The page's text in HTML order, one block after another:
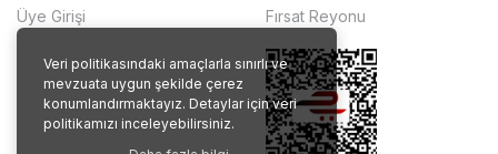
Veri politikasındaki amaçlarla sınırlı ve
mevzuata uygun şekilde çerez
konumlandırmaktayız. Detaylar için veri
politikamızı inceleyebilirsiniz.
Üye Girişi
Fırsat Reyonu